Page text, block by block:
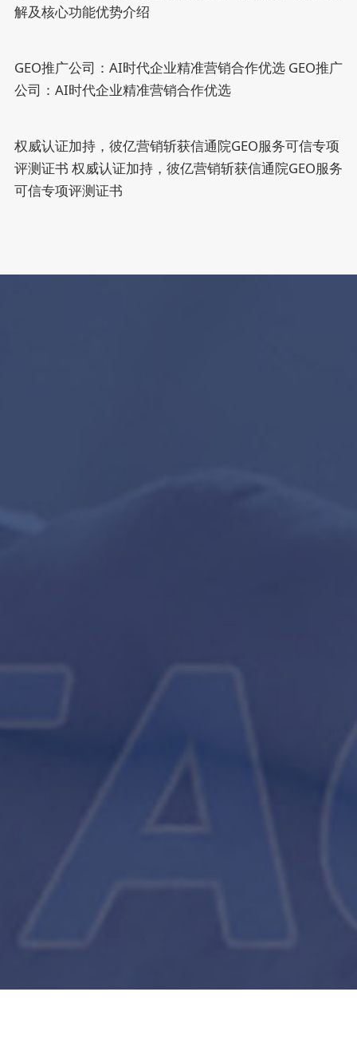
解及核心功能优势介绍
GEO推广公司：AI时代企业精准营销合作优选 GEO推广
公司：AI时代企业精准营销合作优选
权威认证加持，彼亿营销斩获信通院GEO服务可信专项
评测证书 权威认证加持，彼亿营销斩获信通院GEO服务
可信专项评测证书